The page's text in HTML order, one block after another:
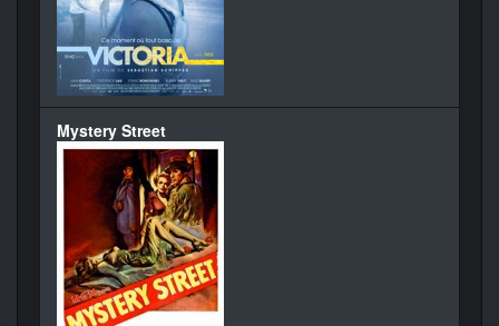
Mystery Street